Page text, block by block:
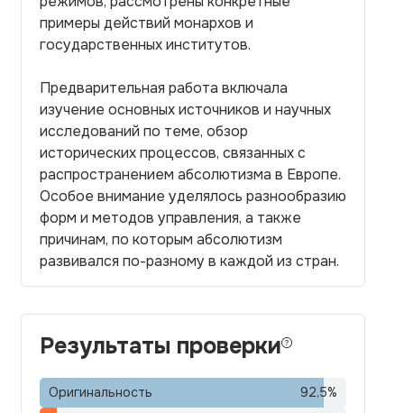
примеры действий монархов и
государственных институтов.
Предварительная работа включала
изучение основных источников и научных
исследований по теме, обзор
исторических процессов, связанных с
распространением абсолютизма в Европе.
Особое внимание уделялось разнообразию
форм и методов управления, а также
причинам, по которым абсолютизм
развивался по-разному в каждой из стран.
Результаты проверки
Оригинальность 92,5%